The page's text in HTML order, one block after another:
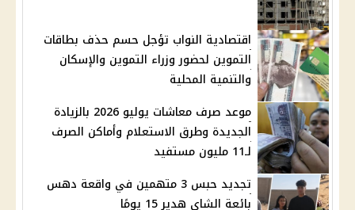
اقتصادية النواب تؤجل حسم حذف بطاقات
التموين لحضور وزراء التموين والإسكان
والتنمية المحلية
موعد صرف معاشات يوليو 2026 بالزيادة
الجديدة وطرق الاستعلام وأماكن الصرف
لـ11 مليون مستفيد
تجديد حبس 3 متهمين في واقعة دهس
بائعة الشاي هدير 15 يومًا